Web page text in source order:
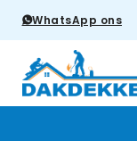
WhatsApp ons